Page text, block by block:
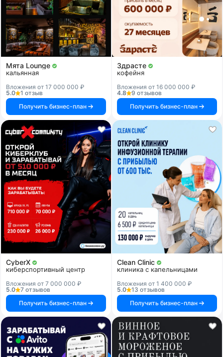
Мята Lounge
кальянная
Вложения от 17 000 000 ₽
5.0
1 отзыв
Получить бизнес-план
Здрасте
кофейня
Вложения от 16 000 000 ₽
4.8
9 отзывов
Получить бизнес-план
CyberX
киберспортивный центр
Вложения от 7 000 000 ₽
5.0
7 отзывов
Получить бизнес-план
Clean Clinic
клиника с капельницами
Вложения от 1 400 000 ₽
5.0
13 отзывов
Получить бизнес-план